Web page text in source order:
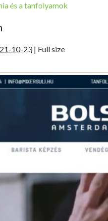
és a tanfolyamok
10-23 | Full size